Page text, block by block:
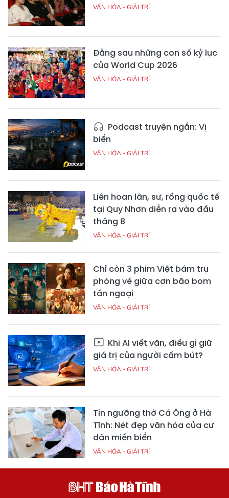
VĂN HÓA - GIẢI TRÍ
Đằng sau những con số kỷ lục
của World Cup 2026
VĂN HÓA - GIẢI TRÍ
Podcast truyện ngắn: Vị
biển
VĂN HÓA - GIẢI TRÍ
Liên hoan lân, sư, rồng quốc tế
tại Quy Nhơn diễn ra vào đầu
tháng 8
VĂN HÓA - GIẢI TRÍ
Chỉ còn 3 phim Việt bám trụ
phòng vé giữa cơn bão bom
tấn ngoại
VĂN HÓA - GIẢI TRÍ
Khi AI viết văn, điều gì giữ
giá trị của người cầm bút?
VĂN HÓA - GIẢI TRÍ
Tín ngưỡng thờ Cá Ông ở Hà
Tĩnh: Nét đẹp văn hóa của cư
dân miền biển
VĂN HÓA - GIẢI TRÍ